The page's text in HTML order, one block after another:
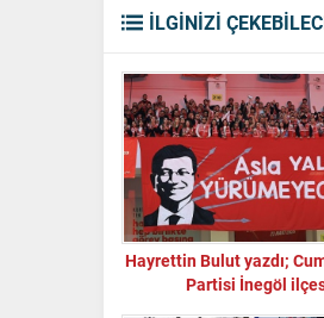
İLGİNİZİ
Hayrettin Bulut yazdı;
Partisi İnegöl